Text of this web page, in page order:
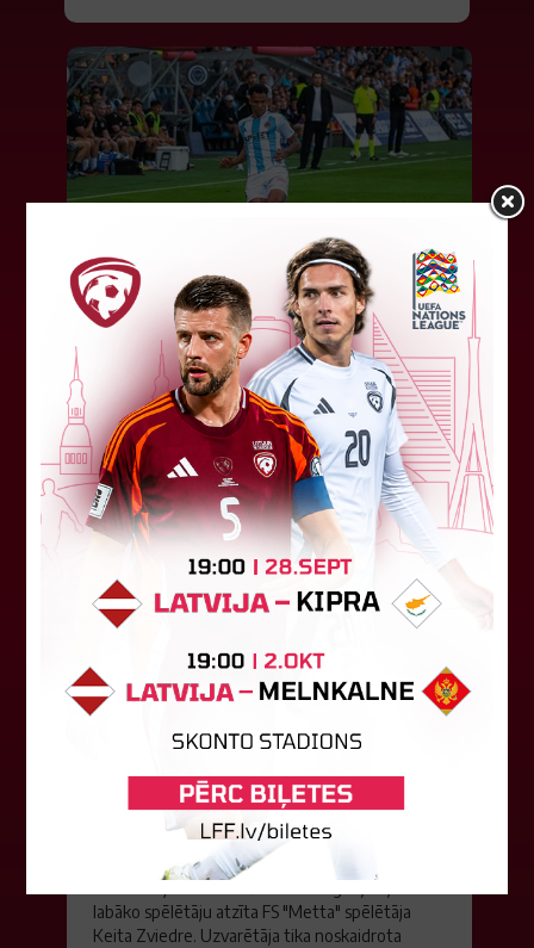
"Riga FC" iegūst handikapu, RFS
būs jāatspēlējas
Ceturtdienas vakarā savas spēles UEFA
Konferences līgas kvalifikācijas trešajā kārtā
aizvadīja divi Latvijas klubi. FC RFS izbraukumā ar
0:2 zaudēja Čehijas "Jablonec"...
06. augusts 2026.
Jūlijā par labāko "LuckyBet" SFL
atzīta Keita Zviedre
labāko spēlētāju atzīta FS "Metta" spēlētāja
Keita Zviedre. Uzvarētāja tika noskaidrota